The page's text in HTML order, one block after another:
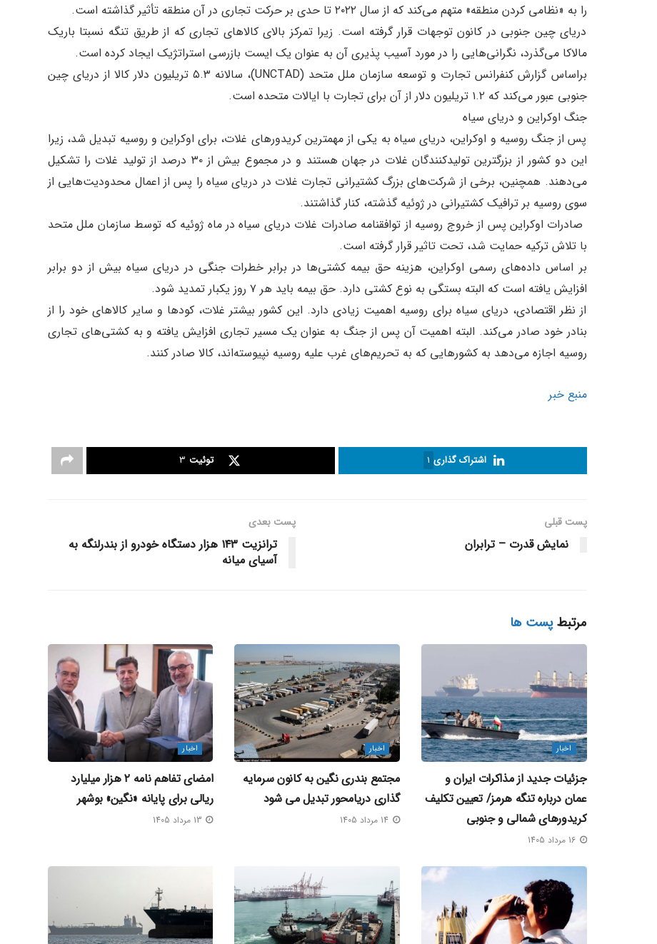
را به «نظامی کردن منطقه» متهم می‌کند که از سال ۲۰۲۲ تا حدی بر حرکت تجاری در آن منطقه تأثیر گذاشته است.
دریای چین جنوبی در کانون توجهات قرار گرفته است. زیرا تمرکز بالای کالاهای تجاری که از طریق تنگه نسبتا باریک
مالاکا می‌گذرد، نگرانی‌هایی را در مورد آسیب پذیری آن به عنوان یک ایست بازرسی استراتژیک ایجاد کرده است.
بر‌اساس گزارش کنفرانس تجارت و توسعه سازمان ملل متحد (UNCTAD)، سالانه ۵.۳ تریلیون دلار کالا از دریای چین
جنوبی عبور می‌کند که ۱.۲ تریلیون دلار از آن برای تجارت با ایالات متحده است.
جنگ اوکراین و دریای سیاه
پس از جنگ روسیه و اوکراین، دریای سیاه به یکی از مهمترین کریدورهای غلات، برای اوکراین و روسیه تبدیل شد، زیرا
این دو کشور از بزرگترین تولیدکنندگان غلات در جهان هستند و در مجموع بیش از ۳۰ درصد از تولید غلات را تشکیل
می‌دهند. همچنین، برخی از شرکت‌های بزرگ کشتیرانی تجارت غلات در دریای سیاه را پس از اعمال محدودیت‌هایی از
سوی روسیه بر ترافیک کشتیرانی در ژوئیه گذشته، کنار گذاشتند.
صادرات اوکراین پس از خروج روسیه از توافقنامه صادرات غلات دریای سیاه در ماه ژوئیه که توسط سازمان ملل متحد
با تلاش ترکیه حمایت شد، تحت تاثیر قرار گرفته است.
بر اساس داده‌های رسمی اوکراین، هزینه حق بیمه کشتی‌ها در برابر خطرات جنگی در دریای سیاه بیش از دو برابر
افزایش یافته است که البته بستگی به نوع کشتی دارد. حق بیمه باید هر ۷ روز یکبار تمدید شود.
از نظر اقتصادی، دریای سیاه برای روسیه اهمیت زیادی دارد. این کشور بیشتر غلات، کودها و سایر کالاهای خود را از
بنادر خود صادر می‌کند. البته اهمیت آن پس از جنگ به عنوان یک مسیر تجاری افزایش یافته و به کشتی‌های تجاری
روسیه اجازه می‌دهد به کشورهایی که به تحریم‌های غرب علیه روسیه نپیوسته‌اند، کالا صادر کنند.
منبع خبر
اشتراک گذاری 1 توئیت 3
پست قبلی
نمایش قدرت – ترابران
پست‌ بعدی
ترانزیت ۱۴۳ هزار دستگاه خودرو از بندرلنگه به
آسیای میانه
مرتبطپست ها
اخبار
جزئیات جدید از مذاکرات ایران و
عمان درباره تنگه هرمز/ تعیین تکلیف
کریدورهای شمالی و جنوبی
16 مرداد 1405
اخبار
مجتمع بندری نگین به کانون سرمایه‌
گذاری دریامحور تبدیل می‌ شود
14 مرداد 1405
اخبار
امضای تفاهم‌ نامه ۲ هزار میلیارد
ریالی برای پایانه «نگین» بوشهر